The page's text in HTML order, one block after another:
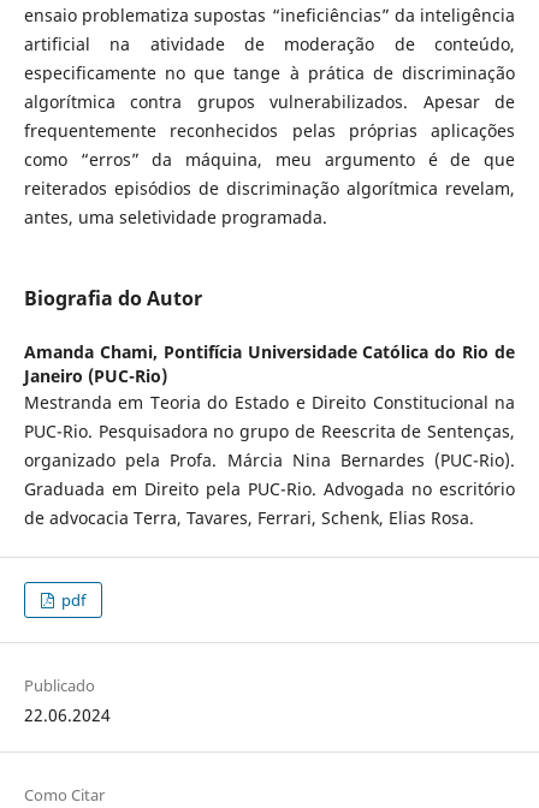
ensaio problematiza supostas “ineficiências” da inteligência
artificial na atividade de moderação de conteúdo,
especificamente no que tange à prática de discriminação
algorítmica contra grupos vulnerabilizados. Apesar de
frequentemente reconhecidos pelas próprias aplicações
como “erros” da máquina, meu argumento é de que
reiterados episódios de discriminação algorítmica revelam,
antes, uma seletividade programada.
Biografia do Autor
Amanda Chami, Pontifícia Universidade Católica do Rio de
Janeiro (PUC-Rio)
Mestranda em Teoria do Estado e Direito Constitucional na
PUC-Rio. Pesquisadora no grupo de Reescrita de Sentenças,
organizado pela Profa. Márcia Nina Bernardes (PUC-Rio).
Graduada em Direito pela PUC-Rio. Advogada no escritório
de advocacia Terra, Tavares, Ferrari, Schenk, Elias Rosa.
pdf
Publicado
22.06.2024
Como Citar